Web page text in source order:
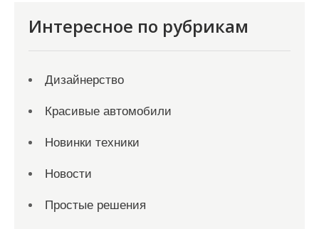
Интересное по рубрикам
Дизайнерство
Красивые автомобили
Новинки техники
Новости
Простые решения